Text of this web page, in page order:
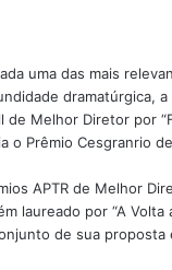
uma das mais
dramatúrgica,
Melhor Diretor por
o Prêmio Cesgranrio
APTR de Melhor
laureado por “A Volta
de sua proposta